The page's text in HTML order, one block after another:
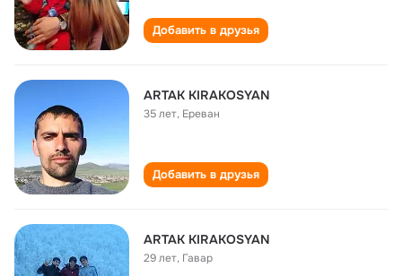
Добавить в друзья
ARTAK KIRAKOSYAN
35 лет, Ереван
Добавить в друзья
ARTAK KIRAKOSYAN
29 лет, Гавар